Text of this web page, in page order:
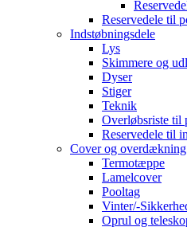
Reservedele til
Indstøbningsdele
Lys
Skimmere og
Dyser
Stiger
Teknik
Overløbsriste til
Reservedele til
Cover og overdækning
Termotæppe
Lamelcover
Pooltag
Vinter/-
Oprul og